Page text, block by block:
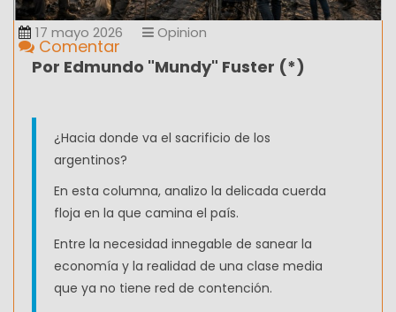
17 mayo 2026 Opinion
Comentar
Por Edmundo "Mundy" Fuster (*)
¿Hacia donde va el sacrificio de los
argentinos?
En esta columna, analizo la delicada cuerda
floja en la que camina el país.
Entre la necesidad innegable de sanear la
economía y la realidad de una clase media
que ya no tiene red de contención.